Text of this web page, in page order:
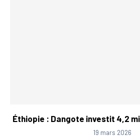
Éthiopie : Dangote investit 4,2
19 mars 2026